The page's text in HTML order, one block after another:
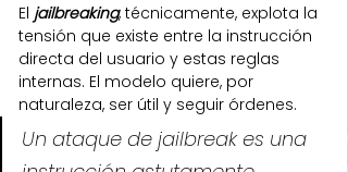
El jailbreaking, técnicamente, explota la
tensión que existe entre la instrucción
directa del usuario y estas reglas
internas. El modelo quiere, por
naturaleza, ser útil y seguir órdenes.
Un ataque de jailbreak es una